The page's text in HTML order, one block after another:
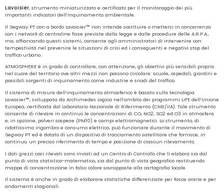
Lavoisier, strumento miniaturizzato e certificato per il monitoraggio dei più
importanti indicatori dell’inquinamento ambientale.
Il Segway PT con a bordo Lavoisier™ non intende sostituire o mettersi in concorrenza
con i network di centraline fisse previste dalla legge e dalle procedure delle A.R.P.A.,
ma, affiancando questi sistemi, consente agli amministratori di intervenire con
tempestività nel prevenire le situazioni di crisi ed i conseguenti e negativi stop del
traffico urbano.
ATMOSPHERE è in grado di controllare, con attenzione, gli obiettivi più sensibili proprio
nel cuore del territorio ove altri mezzi non possono circolare: scuole, ospedali, giardini e
possibili sorgenti di inquinamento come industrie e snodi del traffico.
Il sistema di misura dell’inquinamento atmosferico è basato sulla tecnologia
Lavoisier™, sviluppata da Archimedes Logica nell’ambito dei programmi LIFE dell’Unione
Europea, certificata dal Laboratorio Nazionale di Riferimento (CNR/IIA). Tale strumento
consente di rilevare in continuo le concentrazioni di CO, NO2, SO2 ed O3 in atmosfera
e, in opzione, polveri sospese (PM10) e campi elettromagnetici. Lo strumento, di
ridottissimo ingombro e consumo elettrico, può funzionare durante il movimento di
Segway PT ed è dotato di un dispositivo di tracciamento satellitare che fornisce, in
continuo, un preciso riferimento di tempo e posizione di ciascun rilevamento.
I dati grezzi così rilevati sono inviati ad un Centro di Controllo che li elabora sia dal
punto di vista statistico-matematico, sia dal punto di vista geografico restituendo
mappe di concentrazione in falso colore sovrapposte alla cartografia locale.
Il sistema è anche in grado di elaborare statistiche differenziate per fasce orarie e per
andamenti stagionali.